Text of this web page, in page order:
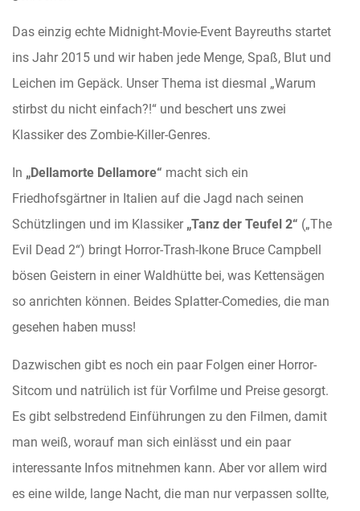
Das einzig echte Midnight-Movie-Event Bayreuths startet
ins Jahr 2015 und wir haben jede Menge, Spaß, Blut und
Leichen im Gepäck. Unser Thema ist diesmal „Warum
stirbst du nicht einfach?!“ und beschert uns zwei
Klassiker des Zombie-Killer-Genres.
In „Dellamorte Dellamore“ macht sich ein
Friedhofsgärtner in Italien auf die Jagd nach seinen
Schützlingen und im Klassiker „Tanz der Teufel 2“ („The
Evil Dead 2“) bringt Horror-Trash-Ikone Bruce Campbell
bösen Geistern in einer Waldhütte bei, was Kettensägen
so anrichten können. Beides Splatter-Comedies, die man
gesehen haben muss!
Dazwischen gibt es noch ein paar Folgen einer Horror-
Sitcom und natrülich ist für Vorfilme und Preise gesorgt.
Es gibt selbstredend Einführungen zu den Filmen, damit
man weiß, worauf man sich einlässt und ein paar
interessante Infos mitnehmen kann. Aber vor allem wird
es eine wilde, lange Nacht, die man nur verpassen sollte,